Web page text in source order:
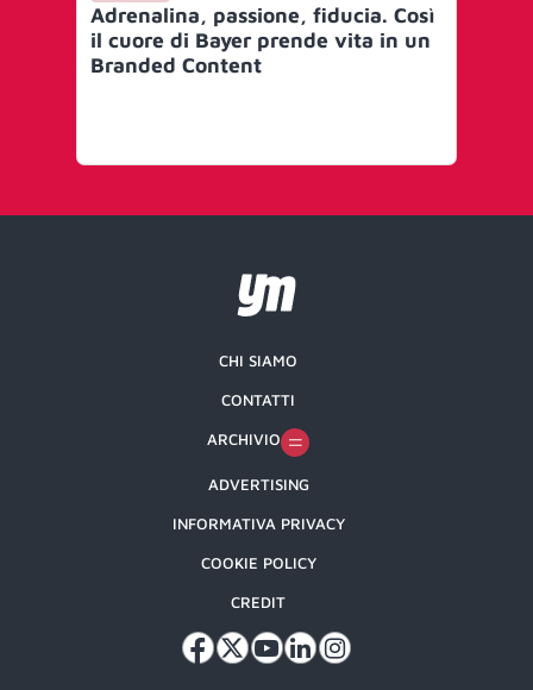
Adrenalina, passione, fiducia. Così
il cuore di Bayer prende vita in un
Branded Content
CHI SIAMO
CONTATTI
ARCHIVIO
ADVERTISING
INFORMATIVA PRIVACY
COOKIE POLICY
CREDIT